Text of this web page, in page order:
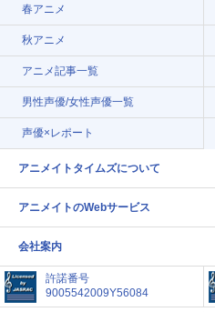
春アニメ
秋アニメ
アニメ記事一覧
男性声優/女性声優一覧
声優×レポート
アニメイトタイムズについて
アニメイトのWebサービス
会社案内
許諾番号
9005542009Y56084